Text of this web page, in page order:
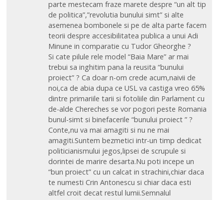
parte mestecam fraze marete despre “un alt tip
de politica”,”revolutia bunului simt” si alte
asemenea bombonele si pe de alta parte facem
teorii despre accesibilitatea publica a unui Adi
Minune in comparatie cu Tudor Gheorghe ?
Si cate pilule rele model “Baia Mare” ar mai
trebui sa inghitim pana la reusita “bunului
proiect” ? Ca doar n-om crede acum,naivii de
noi,ca de abia dupa ce USL va castiga vreo 65%
dintre primariile tarii si fotoliile din Parlament cu
de-alde Chereches se vor pogori peste Romania
bunul-simt si binefacerile “bunului proiect ” ?
Conte,nu va mai amagiti si nu ne mai
amagiti.Suntem bezmetici intr-un timp dedicat
politicianismului jegos,lipsei de scrupule si
dorintei de marire desarta.Nu poti incepe un
“bun proiect” cu un calcat in strachini,chiar daca
te numesti Crin Antonescu si chiar daca esti
altfel croit decat restul lumii.Semnalul